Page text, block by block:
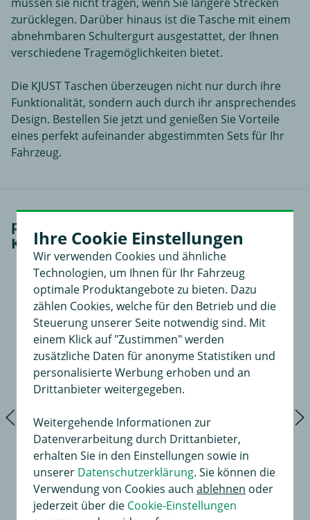
zurücklegen. Darüber hinaus ist die Tasche mit einem
abnehmbaren Schultergurt ausgestattet, der Ihnen
verschiedene Tragemöglichkeiten bietet.
Die KJUST Taschen überzeugen nicht nur durch ihre
Funktionalität, sondern auch durch ihr ansprechendes
Design. Bestellen Sie jetzt und genießen Sie Vorteile
eines perfekt aufeinander abgestimmten Sets für Ihr
Fahrzeug.
passendes Zubehör für
Kofferraumtaschen Set (1)
Ihre Cookie Einstellungen
Wir verwenden Cookies und ähnliche
Technologien, um Ihnen für Ihr Fahrzeug
optimale Produktangebote zu bieten. Dazu
zählen Cookies, welche für den Betrieb und die
Steuerung unserer Seite notwendig sind. Mit
einem Klick auf "Zustimmen" werden
zusätzliche Daten für anonyme Statistiken und
personalisierte Werbung erhoben und an
Drittanbieter weitergegeben.
Weitergehende Informationen zur
Datenverarbeitung durch Drittanbieter,
erhalten Sie in den Einstellungen sowie in
unserer Datenschutzerklärung. Sie können die
Verwendung von Cookies auch ablehnen oder
jederzeit über die Cookie-Einstellungen